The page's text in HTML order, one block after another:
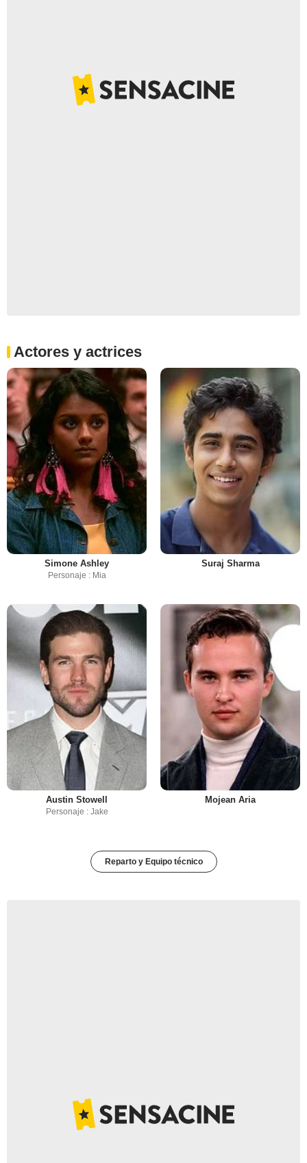
Actores y actrices
Simone Ashley
Personaje : Mia
Suraj Sharma
Austin Stowell
Personaje : Jake
Mojean Aria
Reparto y Equipo técnico